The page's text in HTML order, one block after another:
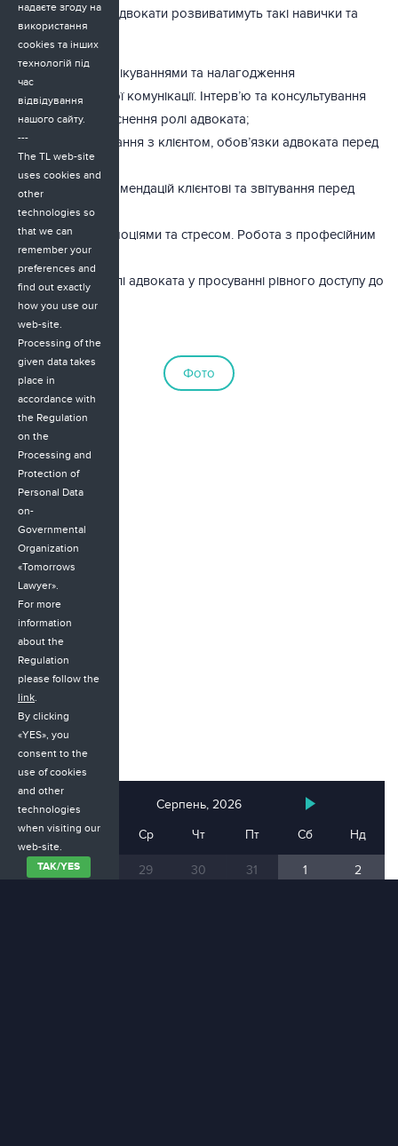
Під час модулю адвокати розвиватимуть такі навички та
знання:
Управління очікуваннями та налагодження
двосторонньої комунікації. Інтерв’ю та консультування
клієнта, роз’яснення ролі адвоката;
Етика спілкування з клієнтом, обов’язки адвоката перед
клієнтом;
Надання рекомендацій клієнтові та звітування перед
клієнтом;
Управління емоціями та стресом. Робота з професійним
вигрянням;
Розуміння ролі адвоката у просуванні рівного доступу до
правосуддя.
Фото
Серпень, 2026
Пн
Вт Ср Чт Пт Сб Нд
27 29 30 31 1 2
надаєте згоду на
використання
cookies та інших
технологій під
час
відвідування
нашого сайту.
---
The TL web-site
uses cookies and
other
technologies so
that we can
remember your
preferences and
find out exactly
how you use our
web-site.
Processing of the
given data takes
place in
accordance with
the Regulation
on the
Processing and
Protection of
Personal Data
on-
Governmental
Organization
«Tomorrows
Lawyer».
For more
information
about the
Regulation
please follow the
link.
By clicking
«YES», you
consent to the
use of cookies
and other
technologies
when visiting our
web-site.
ТАК/YES